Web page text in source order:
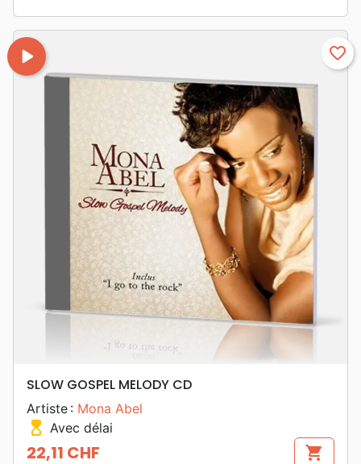
play_arrow favorite_border
SLOW GOSPEL MELODY CD
Artiste : Mona Abel
hourglass_top Avec délai
22,11 CHF shopping_cart